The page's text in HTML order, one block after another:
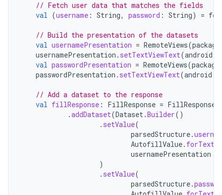
// Fetch user data that matches the fields
val (username : String, password : String) =
// Build the presentation of the datasets
val usernamePresentation = RemoteViews(
usernamePresentation . setTextViewText(android
val passwordPresentation = RemoteViews(
passwordPresentation . setTextViewText(android
// Add a dataset to the response
val fillResponse : FillResponse = FillResponse
.addDataset(Dataset.Builder()
. setValue(
parsedStructure.
AutofillValue. forText
usernamePresentation
)
. setValue(
parsedStructure.